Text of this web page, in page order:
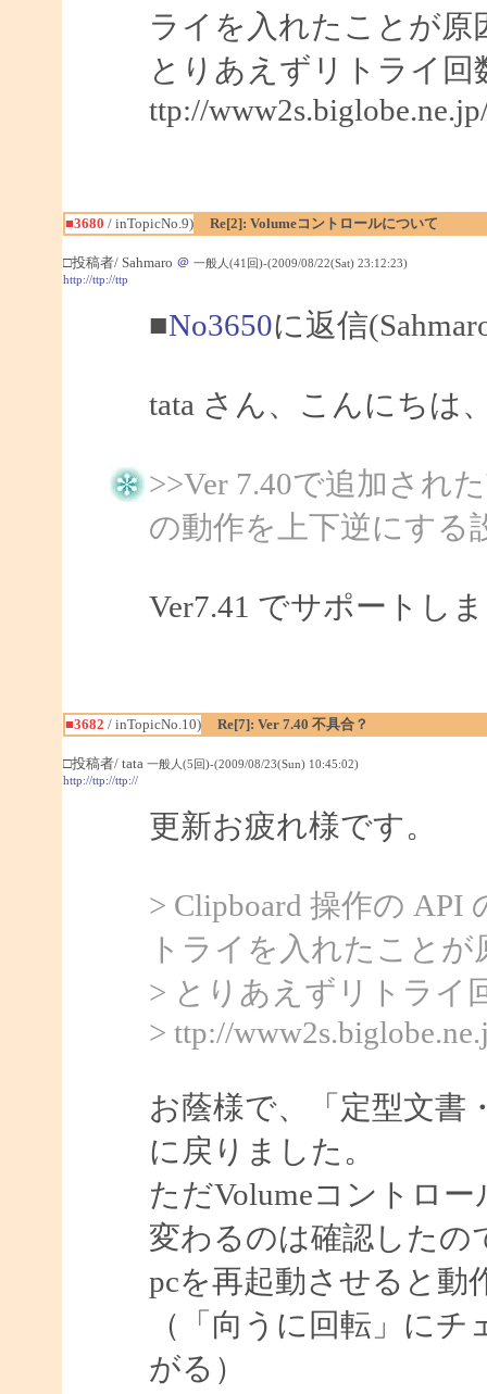
ライを入れたことが
とりあえずリトライ
ttp://
■3680 / inTopicNo.9) Re[2]: Volumeコントロールについて
□投稿者/ Sahmaro ＠ 一般人(41回)-(2009/08/22(Sat) 23:12:23)
http://ttp://ttp
■No3650に返信
tata さん、こんにちは
>>Ver 7.40で追加され
の動作を上下逆にする
Ver7.41 でサポートし
■3682 / inTopicNo.10) Re[7]: Ver 7.40 不具合？
□投稿者/ tata 一般人(5回)-(2009/08/23(Sun) 10:45:02)
http://ttp://ttp://
更新お疲れ様です。
> Clipboard 操作の
トライを入れたこと
> とりあえずリトライ
> ttp://
お蔭様で、「定型文書
に戻りました。
ただVolumeコントロ
変わるのは確認したの
pcを再起動させると動
（「向うに回転」に
がる）